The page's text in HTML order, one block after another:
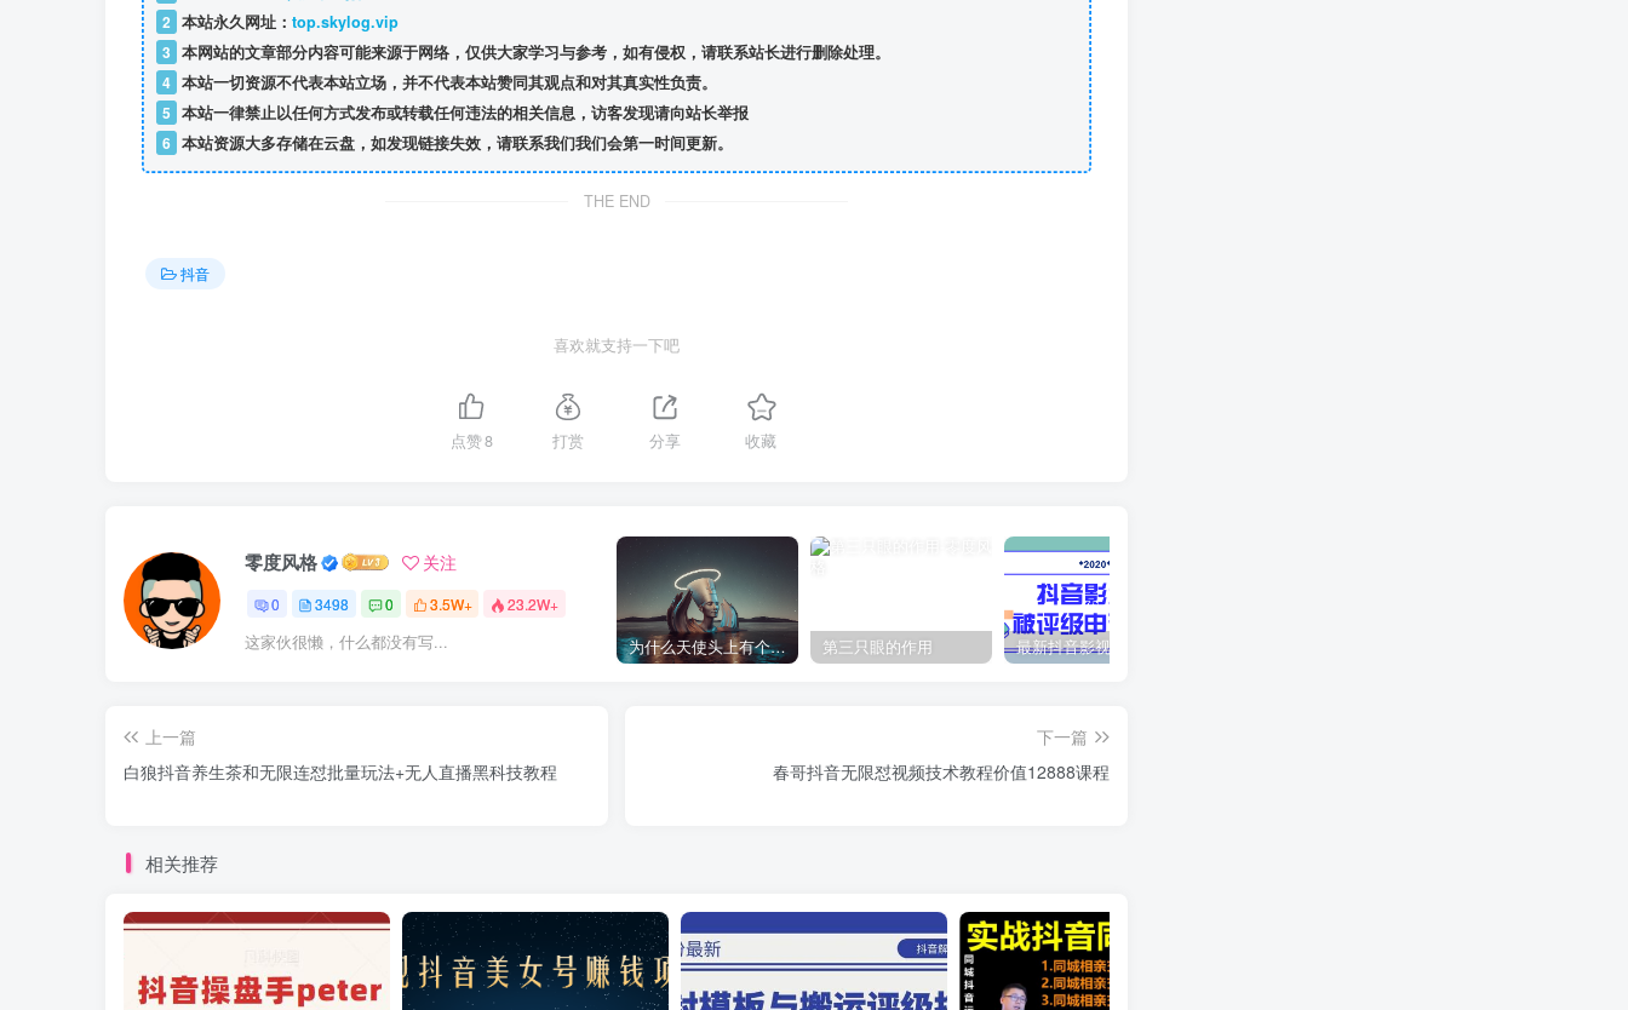
2 本站永久网址： top.skylog.vip
3 本网站的文章部分内容可能来源于网络，仅供大家学习与参考，如有侵权，请联系站长进行删除处理。
4 本站一切资源不代表本站立场，并不代表本站赞同其观点和对其真实性负责。
5 本站一律禁止以任何方式发布或转载任何违法的相关信息，访客发现请向站长举报
6 本站资源大多存储在云盘，如发现链接失效，请联系我们我们会第一时间更新。
THE END
抖音
喜欢就支持一下吧
点赞8 打赏 分享 收藏
零度风格 关注
0 3498 0 3.5W+ 23.2W+
这家伙很懒，什么都没有写... 为什么天使头上有个圈？ 第三只眼的作用
上一篇
白狼抖音养生茶和无限连怼批量玩法+无人直播黑科技教程
下一篇
春哥抖音无限怼视频技术教程价值12888课程
相关推荐